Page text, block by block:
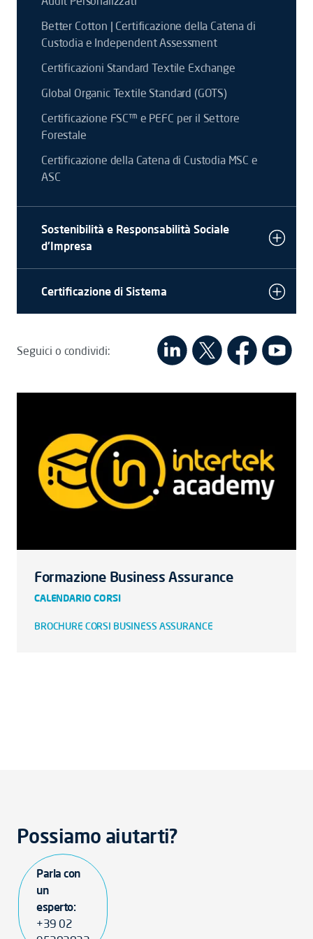
Better Cotton | Certificazione della Catena di
Custodia e Independent Assessment
Certificazioni Standard Textile Exchange
Global Organic Textile Standard (GOTS)
Certificazione FSC™ e PEFC per il Settore
Forestale
Certificazione della Catena di Custodia MSC e
ASC
Sostenibilità e Responsabilità Sociale
d'Impresa
Certificazione di Sistema
Seguici o condividi:
Formazione Business Assurance
CALENDARIO CORSI
BROCHURE CORSI BUSINESS ASSURANCE
Possiamo aiutarti?
Parla con
un
esperto:
+39 02